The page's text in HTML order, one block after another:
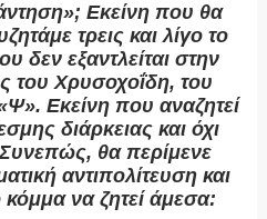
Εκείνη που θα
τρεις και λίγο το
δεν εξαντλείται στην
του Χρυσοχοΐδη, του
Εκείνη που αναζητεί
διάρκειας και όχι
θα περίμενε
αντιπολίτευση και
κόμμα να ζητεί άμεσα: